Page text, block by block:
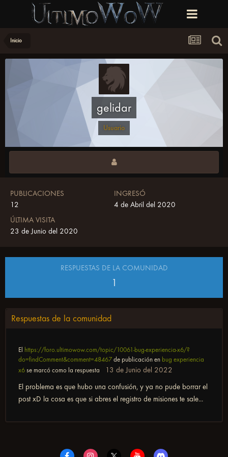
Inicio
gelidar
Usuario
PUBLICACIONES
12
INGRESÓ
4 de Abril del 2020
ÚLTIMA VISITA
23 de Junio del 2020
RESPUESTAS DE LA COMUNIDAD
1
Respuestas de la comunidad
El https://foro.ultimowow.com/topic/10061-bug-experiencia-x6/?
do=findComment&comment=48467 de publicación en bug experiencia
x6 se marcó como la respuesta
13 de Junio del 2022
El problema es que hubo una confusión, y ya no pude borrar el
post xD la cosa es que si abres el registro de misiones te sale...